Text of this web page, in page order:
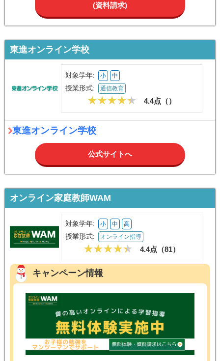
(資料請求)
東進オンライン学校
対象学年: 小 中
授業形式: 通信教育
4.4点（）
東進オンライン学校
公式サイトへ
オンライン家庭教師WAM
対象学年: 小 中 高
授業形式: オンライン指導
4.4点（81）
キャンペーン情報